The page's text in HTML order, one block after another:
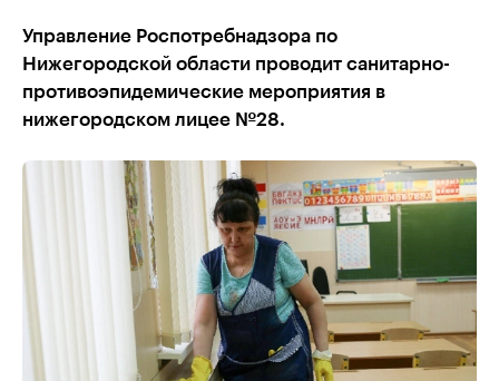
Управление Роспотребнадзора по
Нижегородской области проводит санитарно-
противоэпидемические мероприятия в
нижегородском лицее №28.